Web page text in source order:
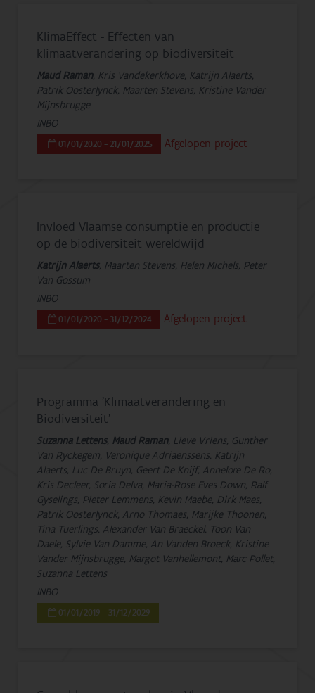
KlimaEffect - Effecten van
klimaatverandering op biodiversiteit
Maud Raman, Kris Vandekerkhove, Katrijn Alaerts,
Patrik Oosterlynck, Maarten Stevens, Kristine Vander
Mijnsbrugge
INBO
01/01/2020 - 21/01/2025 Afgelopen project
Invloed Vlaamse consumptie en productie
op de biodiversiteit wereldwijd
Katrijn Alaerts, Maarten Stevens, Helen Michels, Peter
Van Gossum
INBO
01/01/2020 - 31/12/2024 Afgelopen project
Programma 'Klimaatverandering en
Biodiversiteit'
Suzanna Lettens, Maud Raman, Lieve Vriens, Gunther
Van Ryckegem, Veronique Adriaenssens, Katrijn
Alaerts, Luc De Bruyn, Geert De Knijf, Annelore De Ro,
Kris Decleer, Soria Delva, Maria-Rose Eves Down, Ralf
Gyselings, Pieter Lemmens, Kevin Maebe, Dirk Maes,
Patrik Oosterlynck, Arno Thomaes, Marijke Thoonen,
Tina Tuerlings, Alexander Van Braeckel, Toon Van
Daele, Sylvie Van Damme, An Vanden Broeck, Kristine
Vander Mijnsbrugge, Margot Vanhellemont, Marc Pollet,
Suzanna Lettens
INBO
01/01/2019 - 31/12/2029